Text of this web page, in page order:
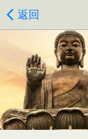
返回